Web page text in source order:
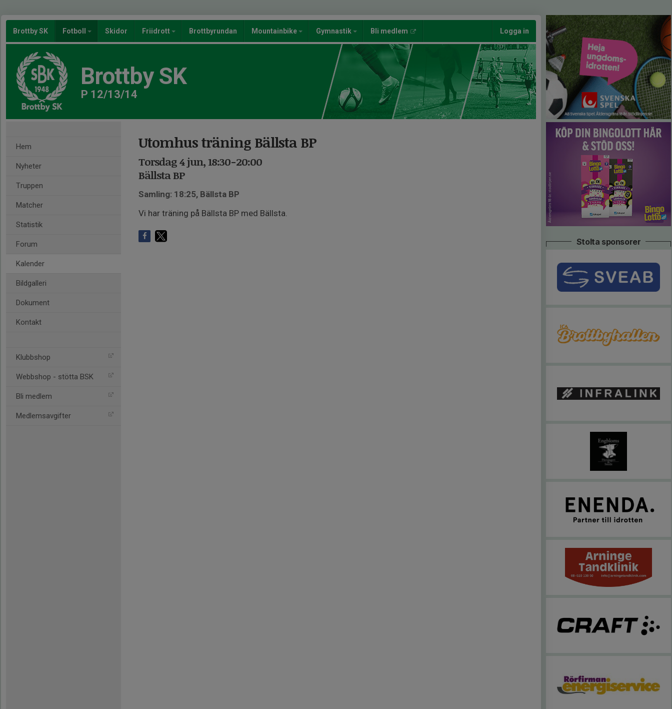
Brottby SK Fotboll Skidor Friidrott Brottbyrundan Mountainbike Gymnastik Bli medlem Logga in
Brottby SK
P 12/13/14
Hem
Nyheter
Truppen
Matcher
Statistik
Forum
Kalender
Bildgalleri
Dokument
Kontakt
Klubbshop
Webbshop - stötta BSK
Bli medlem
Medlemsavgifter
Utomhus träning Bällsta BP
Torsdag 4 jun, 18:30-20:00
Bällsta BP
Samling: 18:25, Bällsta BP
Vi har träning på Bällsta BP med Bällsta.
Stolta sponsorer